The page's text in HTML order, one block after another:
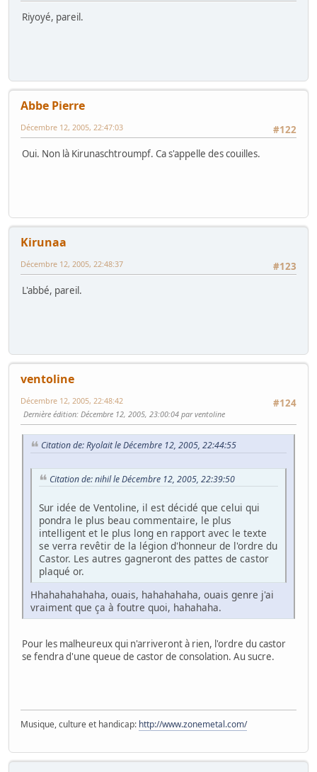
Riyoyé, pareil.
Abbe Pierre
#122
Décembre 12, 2005, 22:47:03
Oui. Non là Kirunaschtroumpf. Ca s'appelle des couilles.
Kirunaa
#123
Décembre 12, 2005, 22:48:37
L'abbé, pareil.
ventoline
#124
Décembre 12, 2005, 22:48:42
Dernière édition: Décembre 12, 2005, 23:00:04 par ventoline
Citation de: Ryolait le Décembre 12, 2005, 22:44:55
Citation de: nihil le Décembre 12, 2005, 22:39:50
Sur idée de Ventoline, il est décidé que celui qui
pondra le plus beau commentaire, le plus
intelligent et le plus long en rapport avec le texte
se verra revêtir de la légion d'honneur de l'ordre du
Castor. Les autres gagneront des pattes de castor
plaqué or.
Hhahahahahaha, ouais, hahahahaha, ouais genre j'ai
vraiment que ça à foutre quoi, hahahaha.
Pour les malheureux qui n'arriveront à rien, l'ordre du castor
se fendra d'une queue de castor de consolation. Au sucre.
Musique, culture et handicap: http://www.zonemetal.com/